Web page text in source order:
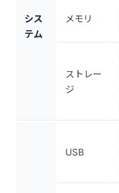
シス
テム
メモリ
ストレー
ジ
USB